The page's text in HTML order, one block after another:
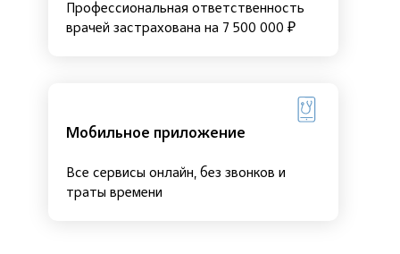
Профессиональная ответственность
врачей застрахована на 7 500 000 ₽
Мобильное приложение
Все сервисы онлайн, без звонков и
траты времени